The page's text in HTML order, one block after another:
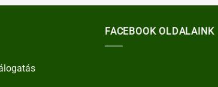
FACEBOOK OLDALAINK